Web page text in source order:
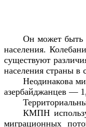
Он может быть
населения.
существуют
населения страны в
Неодинакова
азербайджанцев —
КМПН
миграционных